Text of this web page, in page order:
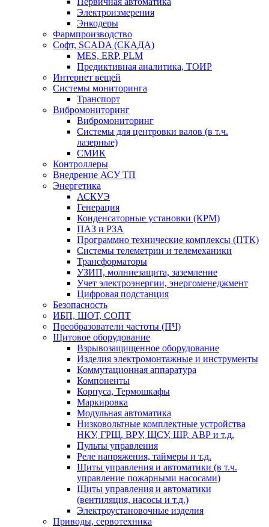
Электроизмерения
Энкодеры
Фармпроизводство
Софт, SCADA (СКАДА)
MES, ERP, PLM
Предиктивная аналитика, ТОИР
Интернет вещей
Системы мониторинга
Транспорт
Вибромониторинг
Вибромониторинг
Системы для центровки валов (в т.ч.
лазерные)
СМИК
Контроллеры
Внедрение АСУ ТП
Энергетика
АСКУЭ
Генерация
Конденсаторные установки (КРМ)
ПАЗ и РЗА
Программно технические комплексы (ПТК)
Системы телеметрии и телемеханики
Трансформаторы
УЗИП, молниезащита, заземление
Учет электроэнергии, энергоменеджмент
Цифровая подстанция
Безопасность
ИБП, ШОТ, СОПТ
Преобразователи частоты (ПЧ)
Щитовое оборудование
Взрывозащищенное оборудование
Изделия электромонтажные и инструменты
Коммутационная аппаратура
Компоненты
Корпуса, Термошкафы
Маркировка
Модульная автоматика
Низковольтные комплектные устройства
НКУ, ГРЩ, ВРУ, ЩСУ, ШР, АВР и т.д.
Пульты управления
Реле напряжения, таймеры и т.д.
Щиты управления и автоматики (в т.ч.
управление пожарными насосами)
Щиты управления и автоматики
(вентиляция, насосы и т.д.)
Электроустановочные изделия
Приводы, сервотехника